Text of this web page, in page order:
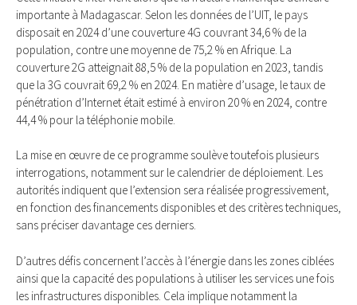
importante à Madagascar. Selon les données de l’UIT, le pays
disposait en 2024 d’une couverture 4G couvrant 34,6 % de la
population, contre une moyenne de 75,2 % en Afrique. La
couverture 2G atteignait 88,5 % de la population en 2023, tandis
que la 3G couvrait 69,2 % en 2024. En matière d’usage, le taux de
pénétration d’Internet était estimé à environ 20 % en 2024, contre
44,4 % pour la téléphonie mobile.
La mise en œuvre de ce programme soulève toutefois plusieurs
interrogations, notamment sur le calendrier de déploiement. Les
autorités indiquent que l’extension sera réalisée progressivement,
en fonction des financements disponibles et des critères techniques,
sans préciser davantage ces derniers.
D’autres défis concernent l’accès à l’énergie dans les zones ciblées
ainsi que la capacité des populations à utiliser les services une fois
les infrastructures disponibles. Cela implique notamment la